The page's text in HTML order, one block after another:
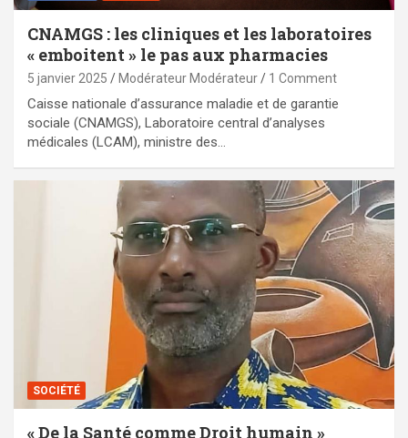
CNAMGS : les cliniques et les laboratoires
« emboitent » le pas aux pharmacies
5 janvier 2025 Modérateur Modérateur 1 Comment
Caisse nationale d’assurance maladie et de garantie
sociale (CNAMGS), Laboratoire central d’analyses
médicales (LCAM), ministre des…
SOCIÉTÉ
« De la Santé comme Droit humain »